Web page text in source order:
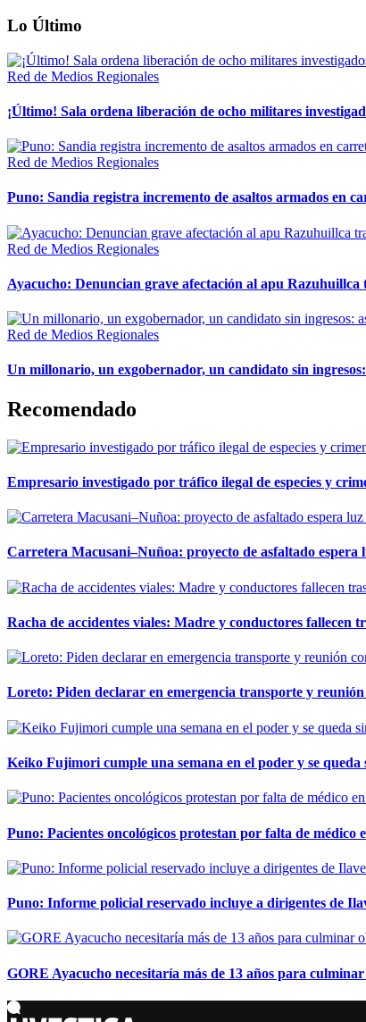
Lo Último
Red de Medios Regionales
¡Último! Sala ordena liberación de ocho militares
Red de Medios Regionales
Puno: Sandia registra incremento de asaltos armados en
Red de Medios Regionales
Ayacucho: Denuncian grave afectación al apu Razuhuillca
Red de Medios Regionales
Un millonario, un exgobernador, un candidato sin
Recomendado
Empresario investigado por tráfico ilegal de especies y
Carretera Macusani–Nuñoa: proyecto de asfaltado espera
Racha de accidentes viales: Madre y conductores fallecen
Loreto: Piden declarar en emergencia transporte y
Keiko Fujimori cumple una semana en el poder y se
Puno: Pacientes oncológicos protestan por falta de
Puno: Informe policial reservado incluye a dirigentes de
GORE Ayacucho necesitaría más de 13 años para